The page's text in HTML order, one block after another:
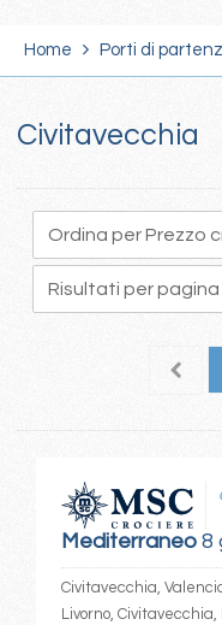
Home Porti di
Civitavecchia
7
Mediterraneo8
Civitavecchia,
Livorno,